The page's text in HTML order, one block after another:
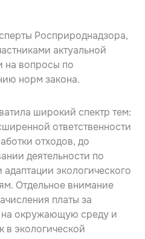
Росприроднадзора,
актуальной
на вопросы по
норм закона.
широкий спектр тем:
ответственности
отходов, до
деятельности по
экологического
Отдельное внимание
платы за
на окружающую среду и
экологической